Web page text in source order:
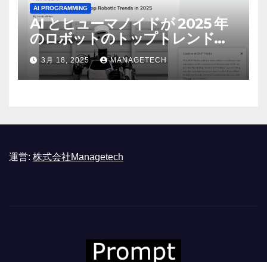
AI PROGRAMMING
AI とヒューマノイドが 2025 年
のロボットのトップトレンドに |
ASSEMBLY
3月 18, 2025 MANAGETECH
運営: 株式会社Managetech